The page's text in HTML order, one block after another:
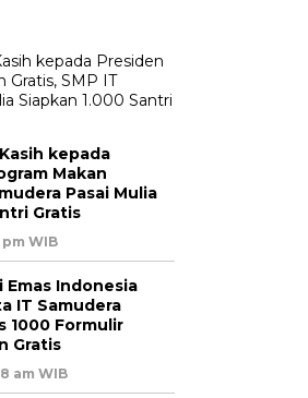
kepada
Makan
Pasai Mulia
Gratis
WIB
Emas Indonesia
IT Samudera
1000 Formulir
Gratis
am WIB